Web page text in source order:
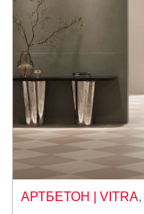
АРТБЕТОН | VITRA,